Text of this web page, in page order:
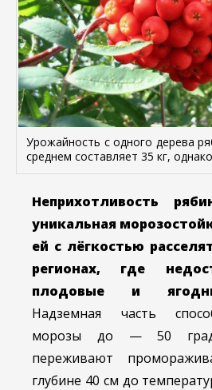
Урожайность с одного дерева
среднем составляет 35 кг,
Неприхотливость
уникальная
ей с лёгкостью
регионах, где
плодовые и
Надземная часть
морозы до — 50
переживают
глубине 40 см до